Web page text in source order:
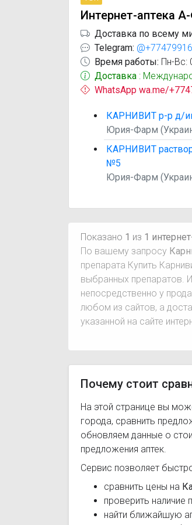
Интернет-аптека
Доставка по всему
Telegram:
Время работы: Пн-Вс:
Доставка :
WhatsApp wa.me/
КАРНИВИТ р-р д/
Юрия-Фарм
КАРНИВИТ
№5
Юрия-Фарм
Показано 1 из 1
По вашему запросу
препарата Купить
выбранных препаратов.
непосредственно у
любом из сайтов, а
указанной на сайте
Почему стоит
На этой странице вы
города, сравнить
обновляем данные о
предложения аптек.
Сервис позволяет
сравнить цены на
проверить наличие
найти ближайшую